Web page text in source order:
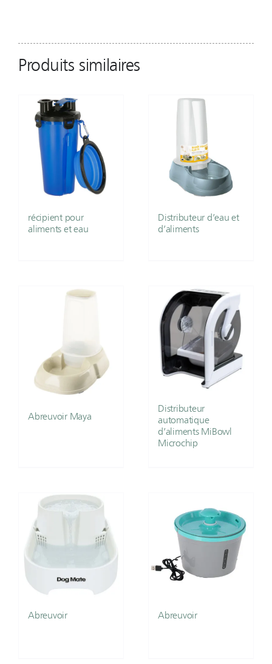
Produits similaires
récipient pour
aliments et eau
Distributeur d’eau et
d’aliments
Abreuvoir Maya
Distributeur
automatique
d’aliments MiBowl
Microchip
Abreuvoir Abreuvoir